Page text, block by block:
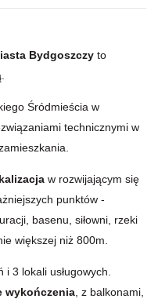
Bydgoszczy to
Śródmieścia w
technicznymi w
w rozwijającym się
punktów -
basenu, siłowni, rzeki
większej niż 800m.
3 lokali usługowych.
wykończenia , z balkonami,